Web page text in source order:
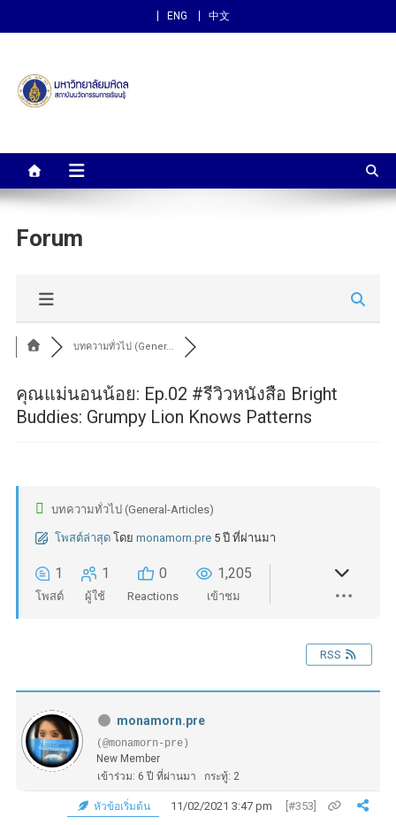
ENG 中文
สถาบันนวัตกรรมการเรียนรู้
Forum
บทความทั่วไป (Gener...
คุณแม่นอนน้อย: Ep.02 #รีวิวหนังสือ Bright
Buddies: Grumpy Lion Knows Patterns
บทความทั่วไป (General-Articles)
โพสต์ล่าสุด โดย monamorn.pre 5 ปี ที่ผ่านมา
1
โพสต์
1
ผู้ใช้
0
Reactions
1,205
เข้าชม
RSS
monamorn.pre
(@monamorn-pre)
New Member
เข้าร่วม: 6 ปี ที่ผ่านมา
กระทู้: 2
หัวข้อเริ่มต้น 11/02/2021 3:47 pm [#353]